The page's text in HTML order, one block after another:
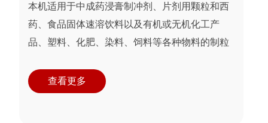
本机适用于中成药浸膏制冲剂、片剂用颗粒和西
药、食品固体速溶饮料以及有机或无机化工产
品、塑料、化肥、染料、饲料等各种物料的制粒
查看更多